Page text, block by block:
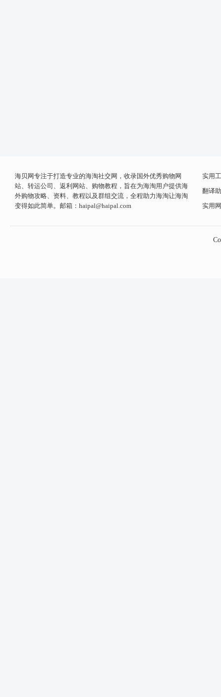
海贝网专注于打造专业的海淘社交网，收录国外优秀购物网
站、转运公司、返利网站、购物教程，旨在为海淘用户提供海
外购物攻略、资料、教程以及群组交流，全程助力海淘让海淘
变得如此简单。邮箱： haipal@haipal.com
实用
翻译
实用